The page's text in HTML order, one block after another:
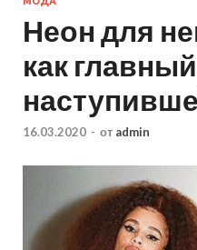
Неон для
как
16.03.2020 - от admin